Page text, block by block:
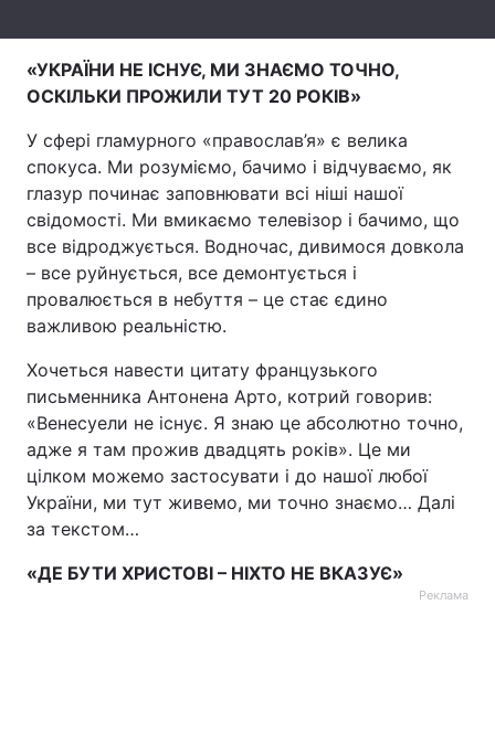
Архів Вакансії
Контакти
Послуги
Тема оформлення
«УКРАЇНИ НЕ ІСНУЄ, МИ ЗНАЄМО ТОЧНО,
ОСКІЛЬКИ ПРОЖИЛИ ТУТ 20 РОКІВ»
У сфері гламурного «православ’я» є велика
спокуса. Ми розуміємо, бачимо і відчуваємо, як
глазур починає заповнювати всі ніші нашої
свідомості. Ми вмикаємо телевізор і бачимо, що
все відроджується. Водночас, дивимося довкола
– все руйнується, все демонтується і
провалюється в небуття – це стає єдино
важливою реальністю.
Хочеться навести цитату французького
письменника Антонена Арто, котрий говорив:
«Венесуели не існує. Я знаю це абсолютно точно,
адже я там прожив двадцять років». Це ми
цілком можемо застосувати і до нашої любої
України, ми тут живемо, ми точно знаємо… Далі
за текстом…
«ДЕ БУТИ ХРИСТОВІ – НІХТО НЕ ВКАЗУЄ»
Реклама